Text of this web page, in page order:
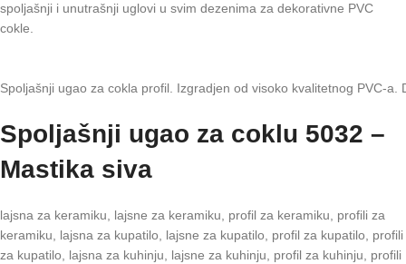
spoljašnji i unutrašnji uglovi u svim dezenima za dekorativne PVC
cokle.
Spoljašnji ugao za cokla profil. Izgradjen od visoko kvalitetnog PVC-a.
Spoljašnji ugao za coklu 5032 –
Mastika siva
lajsna za keramiku, lajsne za keramiku, profil za keramiku, profili za
keramiku, lajsna za kupatilo, lajsne za kupatilo, profil za kupatilo, profili
za kupatilo, lajsna za kuhinju, lajsne za kuhinju, profil za kuhinju, profili